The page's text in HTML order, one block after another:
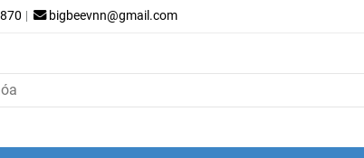
bigbeevnn@gmail.com